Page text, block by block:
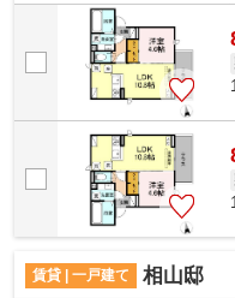
◎賃料を10万円以下に抑えたい
賃貸 | 一戸建て 相山邸